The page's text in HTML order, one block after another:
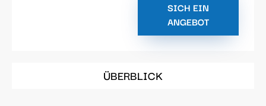
SICH EIN
ANGEBOT
ÜBERBLICK